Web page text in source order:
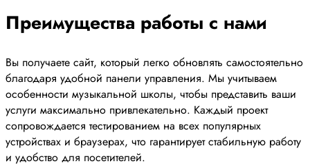
Преимущества работы с нами
Вы получаете сайт, который легко обновлять самостоятельно
благодаря удобной панели управления. Мы учитываем
особенности музыкальной школы, чтобы представить ваши
услуги максимально привлекательно. Каждый проект
сопровождается тестированием на всех популярных
устройствах и браузерах, что гарантирует стабильную работу
и удобство для посетителей.